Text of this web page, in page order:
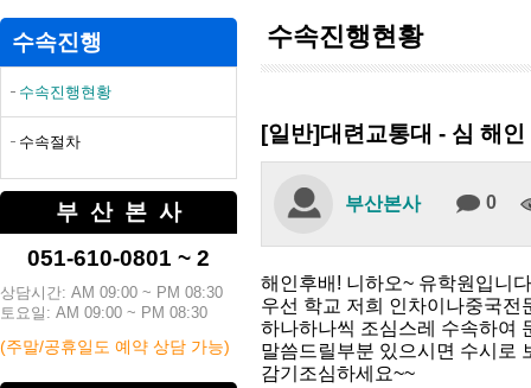
수속진행현황
수속진행
수속진행현황
수속절차
부산본사
051-610-0801 ~ 2
상담시간: AM 09:00 ~ PM 08:30
토요일: AM 09:00 ~ PM 08:30
(주말/공휴일도 예약 상담 가능)
[일반]대련교통대 - 심 해인
부산본사 0
해인후배! 니하오~ 유학원입니
우선 학교 저희 인차이나중국
하나하나씩 조심스레 수속하여
말씀드릴부분 있으시면 수시로
감기조심하세요~~